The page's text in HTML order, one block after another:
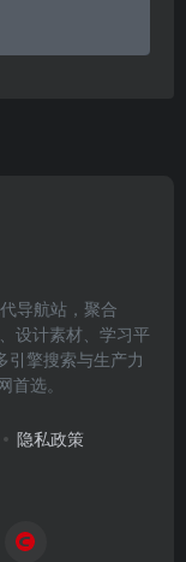
导航站，聚合
设计素材、学习平
引擎搜索与生产力
首选。
隐私政策